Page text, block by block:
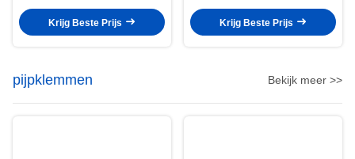
Krijg Beste Prijs Krijg Beste Prijs
pijpklemmen Bekijk meer >>